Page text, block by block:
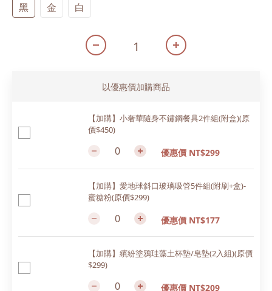
黑 金 白
以優惠價加購商品
【加購】小奢華隨身不鏽鋼餐具2件組(附盒)(原
價$450)
優惠價 NT$299
【加購】愛地球斜口玻璃吸管5件組(附刷+盒)-
蜜糖粉(原價$299)
優惠價 NT$177
【加購】繽紛塗鴉珪藻土杯墊/皂墊(2入組)(原價
$299)
優惠價 NT$209